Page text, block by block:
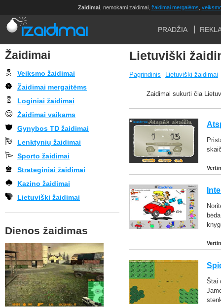
Zaidimai, nemokami zaidimai, žaidimai mergaiėms
PRADŽIA
Lietuviški
Pagrindinis Lietuviški žaidimai
Zaidimai sukurti čia
Štai
Žaidimai
Veiksmo žaidimai
Žaidimai mergaitėms
Loginiai žaidimai
Žaidimai vaikams
Gynybos TD žaidimai
Lenktynių žaidimai
Sporto žaidimai
Strateginiai žaidimai
Kazino žaidimai
Lietuviški žaidimai
Dienos žaidimas